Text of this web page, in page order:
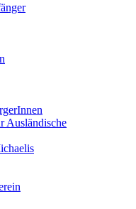
Ausländische